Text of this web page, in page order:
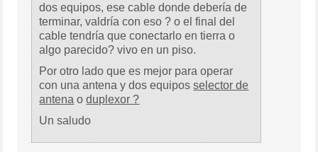
dos equipos, ese cable donde debería de
terminar, valdría con eso ? o el final del
cable tendría que conectarlo en tierra o
algo parecido? vivo en un piso.
Por otro lado que es mejor para operar
con una antena y dos equiposselector de
antena oduplexor ?
Un saludo